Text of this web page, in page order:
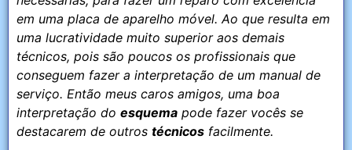
em uma placa de aparelho móvel. Ao que resulta em
uma lucratividade muito superior aos demais
técnicos, pois são poucos os profissionais que
conseguem fazer a interpretação de um manual de
serviço. Então meus caros amigos, uma boa
interpretação do esquema pode fazer vocês se
destacarem de outros técnicos facilmente.